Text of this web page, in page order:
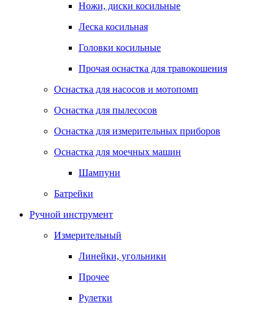
Ножи, диски косильные
Леска косильная
Головки косильные
Прочая оснастка для травокошения
Оснастка для насосов и мотопомп
Оснастка для пылесосов
Оснастка для измерительных приборов
Оснастка для моечных машин
Шампуни
Батрейки
Ручной инструмент
Измерительный
Линейки, угольники
Прочее
Рулетки